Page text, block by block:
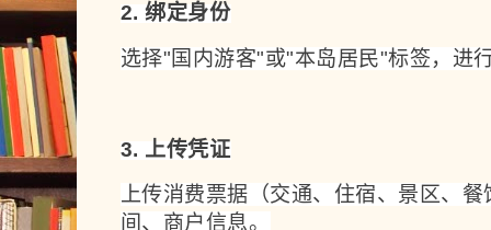
2. 绑定身份
选择"国内游客"或"本岛居民"标签，进
3. 上传凭证
上传消费票据（交通、住宿、景区、
间、商户信息。